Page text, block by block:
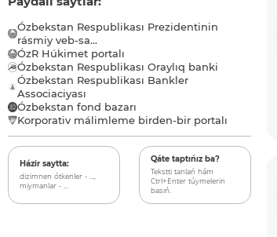
Ózbekstan Respublikası Prezidentinin
rásmiy veb-sa...
ÓzR Húkimet portalı
Ózbekstan Respublikası Oraylıq banki
Ózbekstan Respublikası Bankler
Associaciyası
Ózbekstan fond bazarı
Korporativ málimleme birden-bir portalı
Házir saytta:
dizimnen ótkenler - ...,
miymanlar - ...
Qáte taptıńız ba?
Tekstti tanlań hám
Ctrl+Enter túymelerin
basıń.